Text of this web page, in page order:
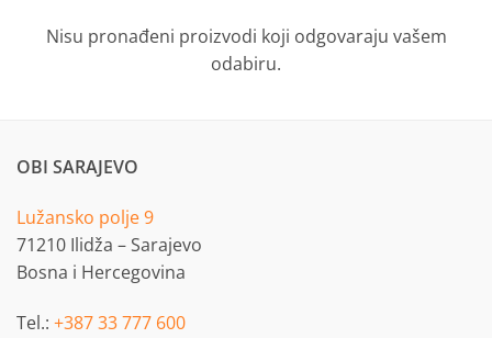
Nisu pronađeni proizvodi koji odgovaraju vašem
odabiru.
OBI SARAJEVO
Lužansko polje 9
71210 Ilidža – Sarajevo
Bosna i Hercegovina
Tel.: +387 33 777 600